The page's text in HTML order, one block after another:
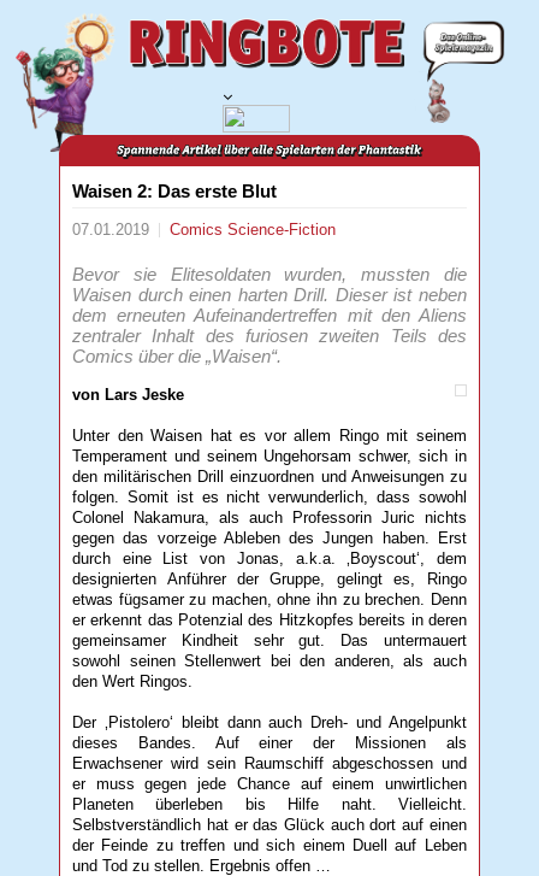
Waisen 2: Das erste Blut
07.01.2019 ComicsScience-Fiction
Bevor sie Elitesoldaten wurden, mussten die
Waisen durch einen harten Drill. Dieser ist neben
dem erneuten Aufeinandertreffen mit den Aliens
zentraler Inhalt des furiosen zweiten Teils des
Comics über die „Waisen“.
von Lars Jeske
Unter den Waisen hat es vor allem Ringo mit seinem
Temperament und seinem Ungehorsam schwer, sich in
den militärischen Drill einzuordnen und Anweisungen zu
folgen. Somit ist es nicht verwunderlich, dass sowohl
Colonel Nakamura, als auch Professorin Juric nichts
gegen das vorzeige Ableben des Jungen haben. Erst
durch eine List von Jonas, a.k.a. ‚Boyscout‘, dem
designierten Anführer der Gruppe, gelingt es, Ringo
etwas fügsamer zu machen, ohne ihn zu brechen. Denn
er erkennt das Potenzial des Hitzkopfes bereits in deren
gemeinsamer Kindheit sehr gut. Das untermauert
sowohl seinen Stellenwert bei den anderen, als auch
den Wert Ringos.
Der ‚Pistolero‘ bleibt dann auch Dreh- und Angelpunkt
dieses Bandes. Auf einer der Missionen als
Erwachsener wird sein Raumschiff abgeschossen und
er muss gegen jede Chance auf einem unwirtlichen
Planeten überleben bis Hilfe naht. Vielleicht.
Selbstverständlich hat er das Glück auch dort auf einen
der Feinde zu treffen und sich einem Duell auf Leben
und Tod zu stellen. Ergebnis offen …